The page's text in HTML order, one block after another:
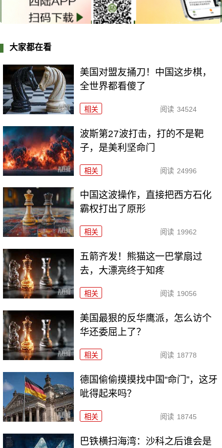
大家都在看
美国对盟友捅刀！中国这步棋，
全世界都看傻了
相关 阅读 34524
波斯第27波打击，打的不是靶
子，是美利坚命门
相关 阅读 24996
中国这波操作，直接把西方石化
霸权打出了原形
相关 阅读 19962
五箭齐发！熊猫这一巴掌扇过
去，大漂亮终于知疼
相关 阅读 19056
美国最狠的反华鹰派，怎么访个
华还委屈上了？
相关 阅读 18778
德国偷偷摸摸找中国“命门”，这牙
呲得起来吗？
相关 阅读 18745
巴铁横扫海湾：沙科之后谁会是